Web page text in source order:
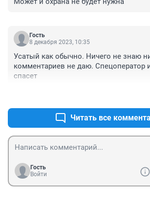
Гость
8 декабря 2023, 10:35
Усатый как обычно. Ничего не знаю
комментариев не даю. Спецоператор
спасет
Читать все
Гость
Войти